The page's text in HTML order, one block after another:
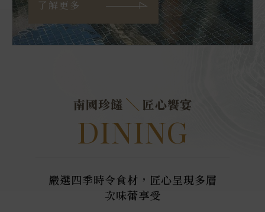
了解更多
南國珍饈 匠心饗宴
DINING
嚴選四季時令食材，匠心呈現多層
次味蕾享受